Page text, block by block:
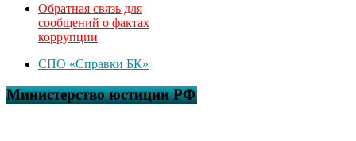
Обратная связь для
сообщений о фактах
коррупции
СПО «Справки БК»
Министерство юстиции РФ